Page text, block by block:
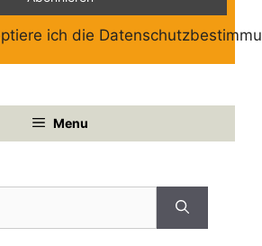
ich die
Menu